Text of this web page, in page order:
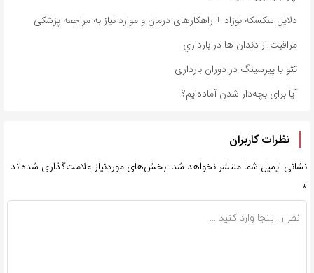
دلایل سکسکه نوزاد + راهکارهای درمان و موارد نیاز به مراجعه پزشکی
مراقبت از دندان‌ ها در بارداري
تتو یا پیرسینگ در دوران بارداری
آیا برای بچه‌دار شدن آماده‌ایم؟
نظرات کاربران
نشانی ایمیل شما منتشر نخواهد شد. بخش‌های موردنیاز علامت‌گذاری شده‌اند
*